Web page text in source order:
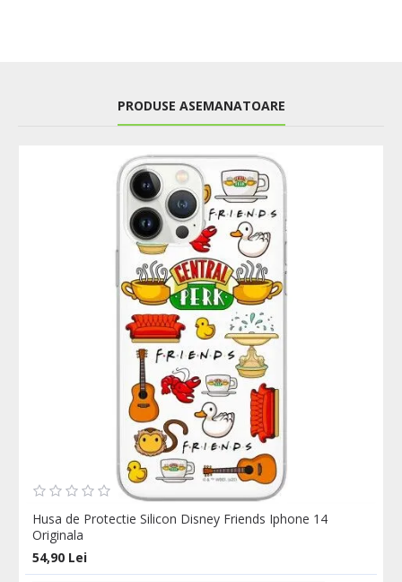
PRODUSE ASEMANATOARE
Husa de Protectie Silicon Disney Friends Iphone 14
Originala
54,90 Lei